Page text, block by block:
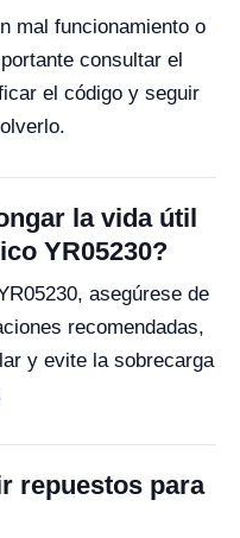
mal funcionamiento o
consultar el
el código y seguir
la vida útil
YR05230?
asegúrese de
recomendadas,
y evite la sobrecarga
repuestos para